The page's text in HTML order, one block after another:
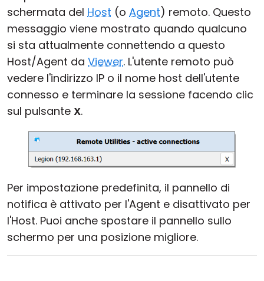
schermata del Host (o Agent) remoto. Questo
messaggio viene mostrato quando qualcuno
si sta attualmente connettendo a questo
Host/Agent da Viewer. L'utente remoto può
vedere l'indirizzo IP o il nome host dell'utente
connesso e terminare la sessione facendo clic
sul pulsante X.
Per impostazione predefinita, il pannello di
notifica è attivato per l'Agent e disattivato per
l'Host. Puoi anche spostare il pannello sullo
schermo per una posizione migliore.
Supporto Active Directory
Configurazione MSI
Cloud e On-Premise